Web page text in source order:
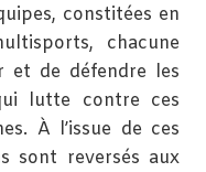
constitées en
chacune
et de défendre les
lutte contre ces
À l’issue de ces
sont reversés aux